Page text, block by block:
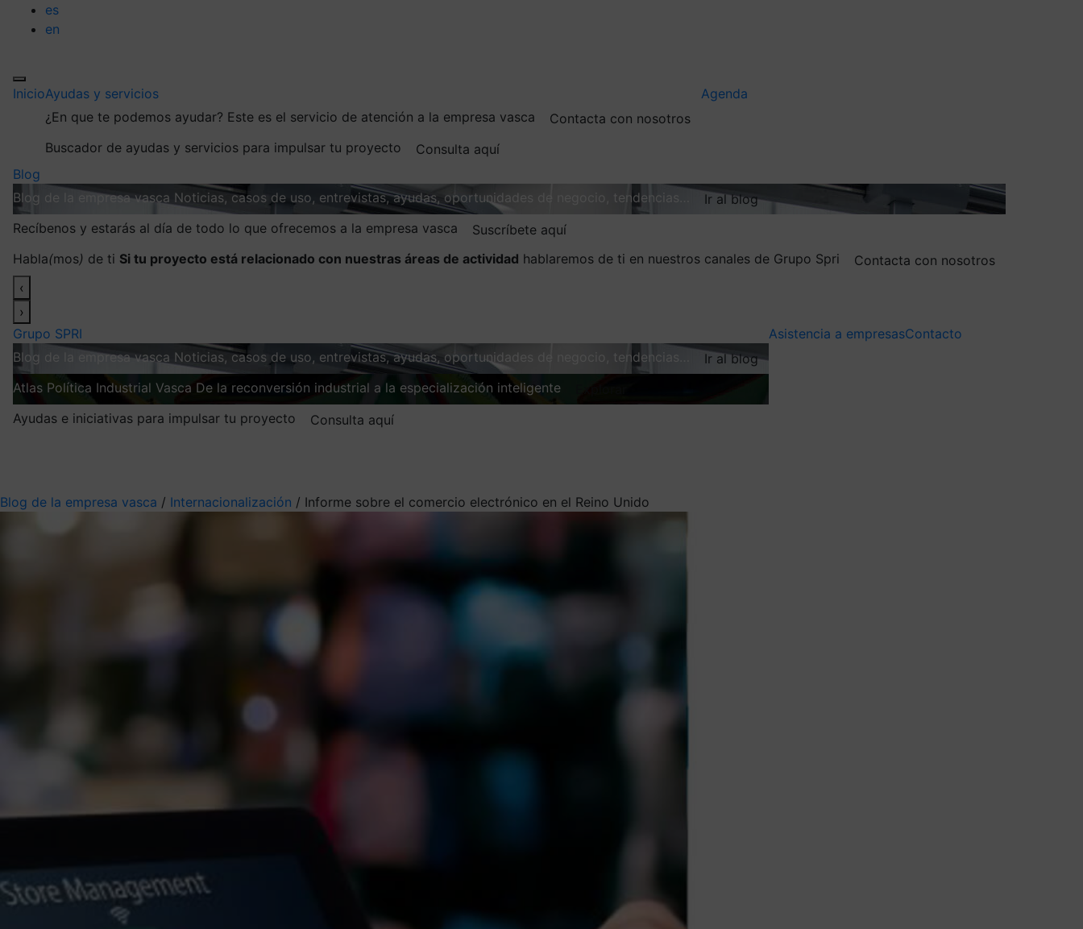
es
en
InicioAyudas y servicios
¿En que te podemos ayudar? Este es el servicio de atención a la empresa vasca
Contacta con nosotros
Buscador de ayudas y servicios para impulsar tu proyecto
Consulta aquí
Agenda
Blog
Blog de la empresa vasca Noticias, casos de uso, entrevistas, ayudas, oportunidades de negocio, tendencias…
Ir al blog
Recíbenos y estarás al día de todo lo que ofrecemos a la empresa vasca
Suscríbete aquí
Habla(mos) de ti Si tu proyecto está relacionado con nuestras áreas de actividad hablaremos de ti en nuestros canales de Grupo Spri
Contacta con nosotros
‹
›
Grupo SPRI
Blog de la empresa vasca Noticias, casos de uso, entrevistas, ayudas, oportunidades de negocio, tendencias…
Ir al blog
Atlas Política Industrial Vasca De la reconversión industrial a la especialización inteligente
Ayudas e iniciativas para impulsar tu proyecto
Consulta aquí
Asistencia a empresasContacto
Blog de la empresa vasca / Internacionalización / Informe sobre el comercio electrónico en el Reino Unido